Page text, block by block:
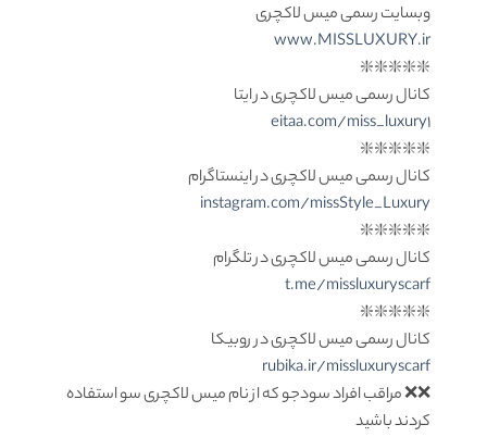
وبسایت رسمی میس لاکچری
www.MISSLUXURY.ir
❇️❇️❇️❇️❇️
کانال رسمی میس لاکچری در ایتا
eitaa.com/miss_luxury1
❇️❇️❇️❇️❇️
کانال رسمی میس لاکچری در اینستاگرام
instagram.com/missStyle_Luxury
❇️❇️❇️❇️❇️
کانال رسمی میس لاکچری در تلگرام
t.me/missluxuryscarf
❇️❇️❇️❇️❇️
کانال رسمی میس لاکچری در روبیکا
rubika.ir/missluxuryscarf
❌❌ مراقب افراد سودجو که از نام میس لاکچری سو استفاده
کردند باشید